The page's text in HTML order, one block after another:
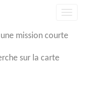
mission courte
sur la carte